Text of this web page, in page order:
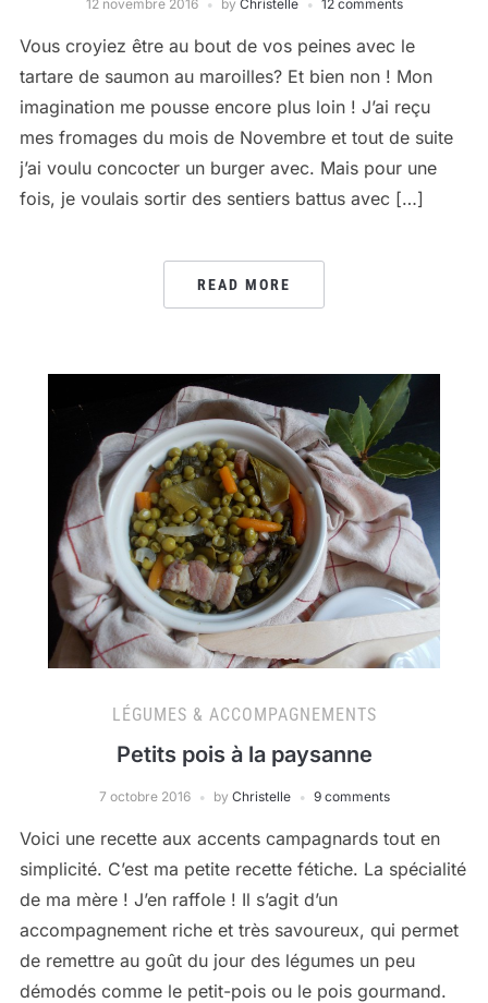
12 novembre 2016 by Christelle 12 comments
Vous croyiez être au bout de vos peines avec le
tartare de saumon au maroilles? Et bien non ! Mon
imagination me pousse encore plus loin ! J’ai reçu
mes fromages du mois de Novembre et tout de suite
j’ai voulu concocter un burger avec. Mais pour une
fois, je voulais sortir des sentiers battus avec […]
READ MORE
LÉGUMES & ACCOMPAGNEMENTS
Petits pois à la paysanne
7 octobre 2016 by Christelle 9 comments
Voici une recette aux accents campagnards tout en
simplicité. C’est ma petite recette fétiche. La spécialité
de ma mère ! J’en raffole ! Il s’agit d’un
accompagnement riche et très savoureux, qui permet
de remettre au goût du jour des légumes un peu
démodés comme le petit-pois ou le pois gourmand.